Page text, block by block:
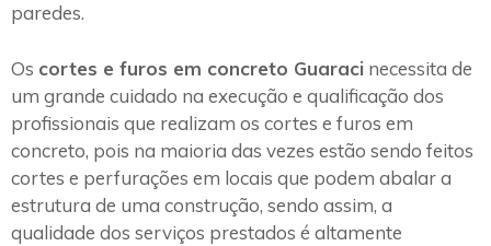
paredes.
Os cortes e furos em concreto Guaraci necessita de
um grande cuidado na execução e qualificação dos
profissionais que realizam os cortes e furos em
concreto, pois na maioria das vezes estão sendo feitos
cortes e perfurações em locais que podem abalar a
estrutura de uma construção, sendo assim, a
qualidade dos serviços prestados é altamente